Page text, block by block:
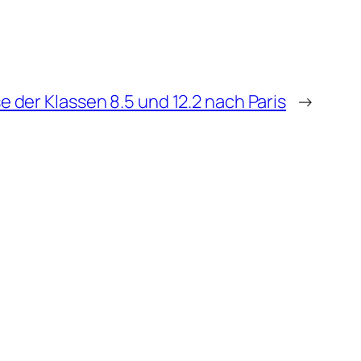
der Klassen 8.5 und 12.2 nach Paris →